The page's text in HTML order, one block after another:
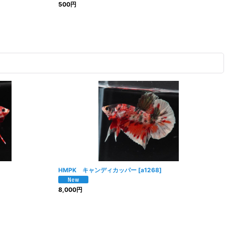
500円
HMPK キャンディカッパー [a1268]
8,000円